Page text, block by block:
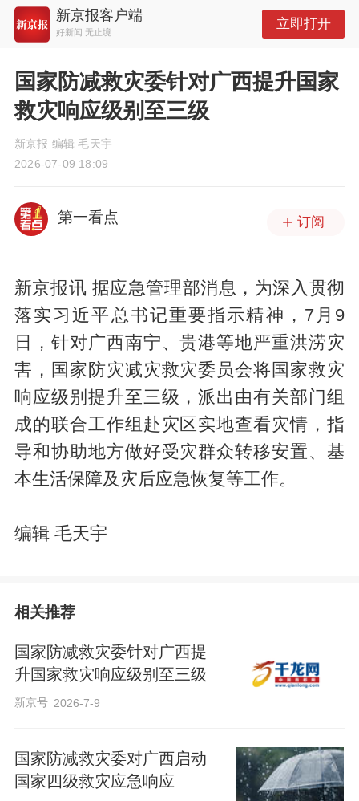
新京报客户端
好新闻 无止境
立即打开
国家防减救灾委针对广西提升国家
救灾响应级别至三级
新京报 编辑 毛天宇
2026-07-09 18:09
第一看点 订阅
新京报讯 据应急管理部消息，为深入贯彻
落实习近平总书记重要指示精神，7月9
日，针对广西南宁、贵港等地严重洪涝灾
害，国家防灾减灾救灾委员会将国家救灾
响应级别提升至三级，派出由有关部门组
成的联合工作组赴灾区实地查看灾情，指
导和协助地方做好受灾群众转移安置、基
本生活保障及灾后应急恢复等工作。
编辑 毛天宇
相关推荐
国家防减救灾委针对广西提
升国家救灾响应级别至三级
新京号 2026-7-9
国家防减救灾委对广西启动
国家四级救灾应急响应